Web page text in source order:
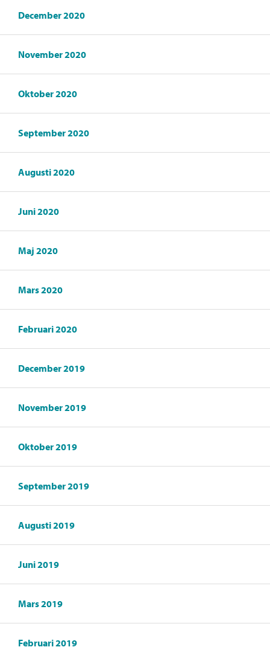
December 2020
November 2020
Oktober 2020
September 2020
Augusti 2020
Juni 2020
Maj 2020
Mars 2020
Februari 2020
December 2019
November 2019
Oktober 2019
September 2019
Augusti 2019
Juni 2019
Mars 2019
Februari 2019